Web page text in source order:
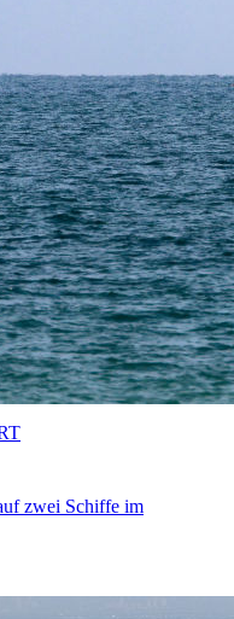
zwei Schiffe im